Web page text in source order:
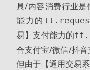
具/内容消费行业是
能力的
易】支付能力的
合支付宝/微信/抖音
但由于【通用交易